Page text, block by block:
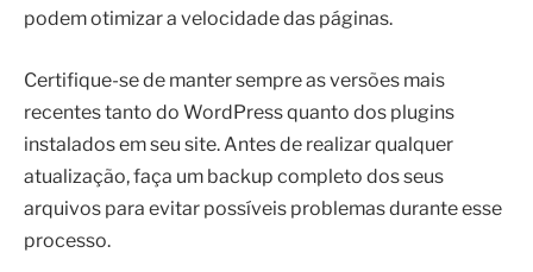
podem otimizar a velocidade das páginas.
Certifique-se de manter sempre as versões mais
recentes tanto do WordPress quanto dos plugins
instalados em seu site. Antes de realizar qualquer
atualização, faça um backup completo dos seus
arquivos para evitar possíveis problemas durante esse
processo.